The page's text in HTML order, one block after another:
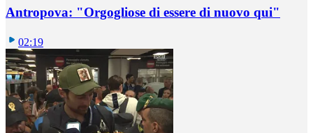
Antropova: "Orgogliose di essere di nuovo qui"
02:19